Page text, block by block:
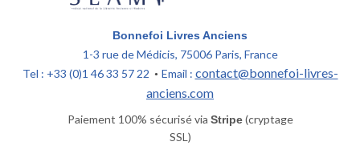
Bonnefoi Livres Anciens
1-3 rue de Médicis, 75006 Paris, France
Tel : +33 (0)1 46 33 57 22 • Email : contact@bonnefoi-livres-
anciens.com
Paiement 100% sécurisé via Stripe(cryptage
SSL)